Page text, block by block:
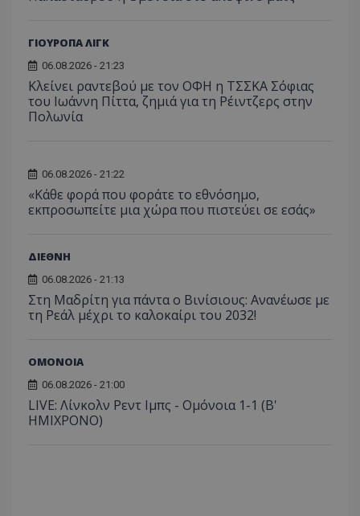
ΓΙΟΥΡΟΠΑ ΛΙΓΚ
06.08.2026 - 21:23
Κλείνει ραντεβού με τον ΟΦΗ η ΤΣΣΚΑ Σόφιας
του Ιωάννη Πίττα, ζημιά για τη Ρέιντζερς στην
Πολωνία
06.08.2026 - 21:22
«Κάθε φορά που φοράτε το εθνόσημο,
εκπροσωπείτε μια χώρα που πιστεύει σε εσάς»
ΔΙΕΘΝΗ
06.08.2026 - 21:13
Στη Μαδρίτη για πάντα ο Βινίσιους: Ανανέωσε με
τη Ρεάλ μέχρι το καλοκαίρι του 2032!
ΟΜΟΝΟΙΑ
06.08.2026 - 21:00
LIVE: Λίνκολν Ρεντ Ιμπς - Ομόνοια 1-1 (Β'
ΗΜΙΧΡΟΝΟ)